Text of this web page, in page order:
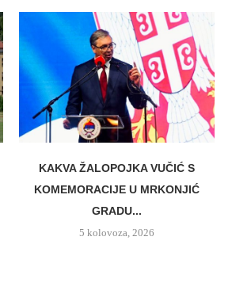
KAKVA ŽALOPOJKA VUČIĆ S
KOMEMORACIJE U MRKONJIĆ
GRADU...
5 kolovoza, 2026